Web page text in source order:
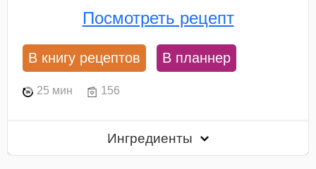
Посмотреть рецепт
В книгу рецептов В планнер
25 мин 156
Ингредиенты